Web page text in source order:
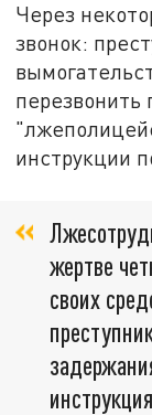
Через
звонок:
перезвонить
инструкции
жертве
своих